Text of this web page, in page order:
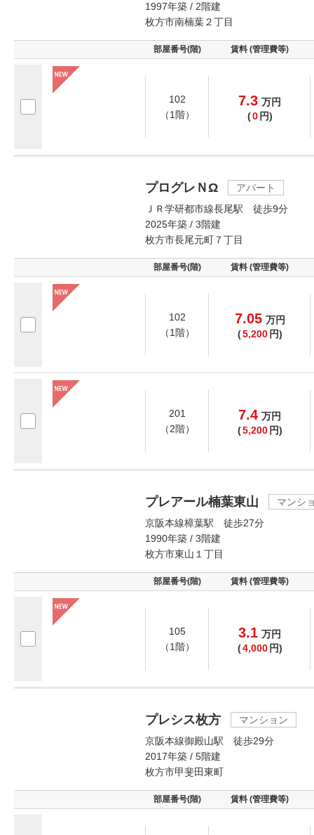
1997年築 / 2階建
枚方市南楠葉２丁目
部屋番号(階) 賃料 (管理費等)
102
（1階）
7.3 万円
(0 円)
プログレＮΩ
アパート
ＪＲ学研都市線長尾駅 徒歩9分
2025年築 / 3階建
枚方市長尾元町７丁目
部屋番号(階) 賃料 (管理費等)
102
（1階）
7.05 万円
(5,200 円)
201
（2階）
7.4 万円
(5,200 円)
プレアール楠葉東山
マンシ
京阪本線樟葉駅 徒歩27分
1990年築 / 3階建
枚方市東山１丁目
部屋番号(階) 賃料 (管理費等)
105
（1階）
3.1 万円
(4,000 円)
プレシス枚方
マンション
京阪本線御殿山駅 徒歩29分
2017年築 / 5階建
枚方市甲斐田東町
部屋番号(階) 賃料 (管理費等)